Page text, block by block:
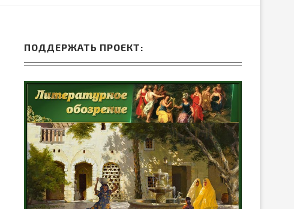
ПОДДЕРЖАТЬ ПРОЕКТ: